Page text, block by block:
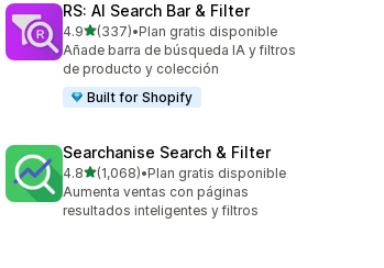
RS: AI Search Bar & Filter
4.9de 5 estrellas
(337)
337 reseñas en total
•Plan gratis disponible
Añade barra de búsqueda IA y filtros
de producto y colección
Built for Shopify
Searchanise Search & Filter
4.8de 5 estrellas
(1,068)
1068 reseñas en total
•Plan gratis disponible
Aumenta ventas con páginas
resultados inteligentes y filtros